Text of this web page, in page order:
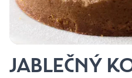
JABLEČNÝ